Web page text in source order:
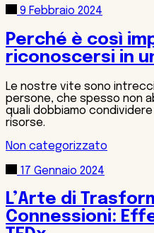
9 Febbraio 2024
Perché è così
riconoscersi in
Le nostre vite sono
persone, che spesso non
quali dobbiamo
risorse.
Non categorizzato
17 Gennaio 2024
L’Arte di
Connessioni: